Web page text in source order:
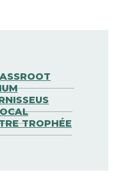
TROPHÉE